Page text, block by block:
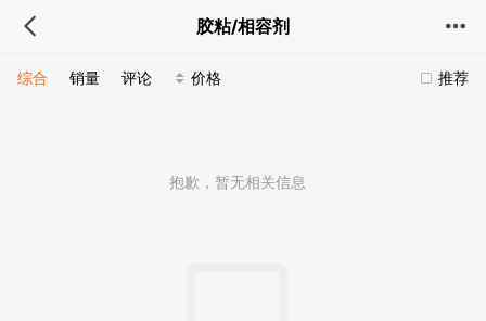
胶粘/相容剂
推荐
综合 销量 评论 价格
抱歉，暂无相关信息